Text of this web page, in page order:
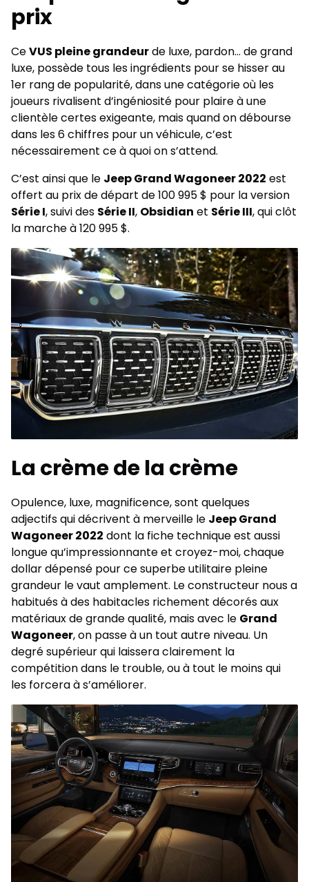
prix
CeVUS pleine grandeurde luxe, pardon… de grand
luxe, possède tous les ingrédients pour se hisser au
1er rang de popularité, dans une catégorie où les
joueurs rivalisent d’ingéniosité pour plaire à une
clientèle certes exigeante, mais quand on débourse
dans les 6 chiffres pour un véhicule, c’est
nécessairement ce à quoi on s’attend.
C’est ainsi que le Jeep Grand Wagoneer 2022 est
offert au prix de départ de 100 995 $ pour la version
Série I, suivi des Série II, Obsidian et Série III, qui clôt
la marche à 120 995 $.
La crème de la crème
Opulence, luxe, magnificence, sont quelques
adjectifs qui décrivent à merveille le Jeep Grand
Wagoneer 2022 dont la fiche technique est aussi
longue qu’impressionnante et croyez-moi, chaque
dollar dépensé pour ce superbe utilitaire pleine
grandeur le vaut amplement. Le constructeur nous a
habitués à des habitacles richement décorés aux
matériaux de grande qualité, mais avec le Grand
Wagoneer, on passe à un tout autre niveau. Un
degré supérieur qui laissera clairement la
compétition dans le trouble, ou à tout le moins qui
les forcera à s’améliorer.